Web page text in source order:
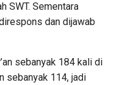
SWT. Sementara
dan dijawab
sebanyak 184 kali di
sebanyak 114, jadi